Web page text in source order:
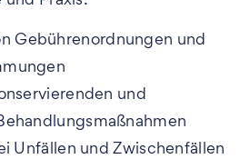
Gebührenordnungen und
und
Unfällen und Zwischenfällen